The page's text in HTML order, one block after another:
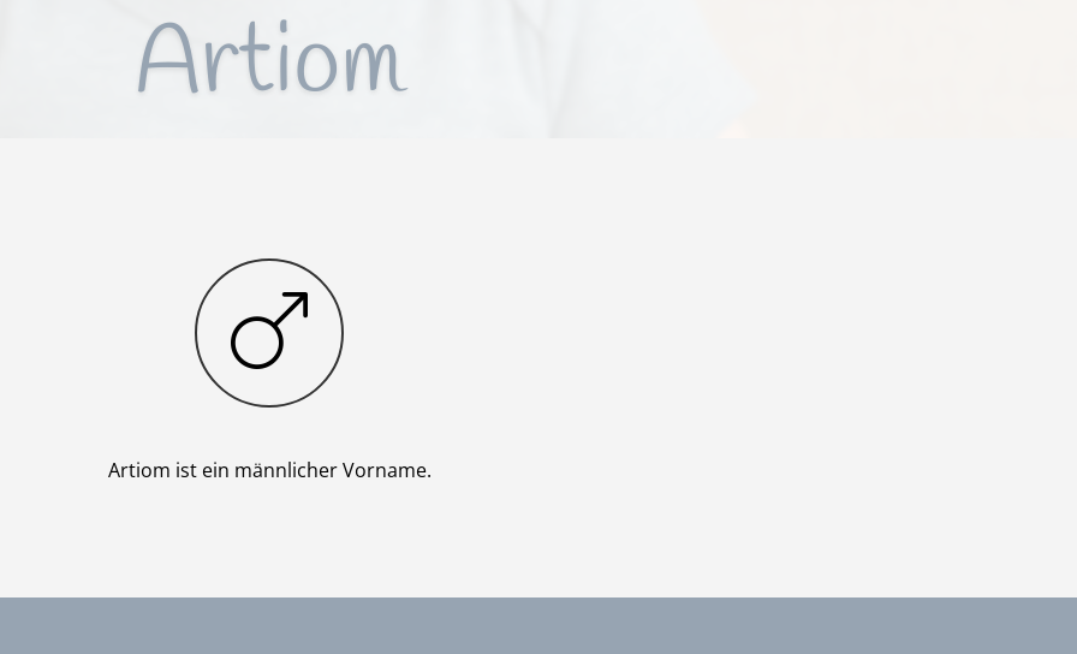
Artiom
Junge
Artiom ist ein männlicher Vorname.